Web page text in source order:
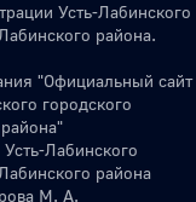
Усть-Лабинского
района.
"Официальный сайт
городского
Лабинского
района
М. А.